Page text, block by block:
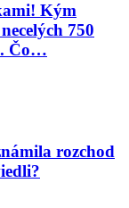
Kým
750
Čo…
rozchod